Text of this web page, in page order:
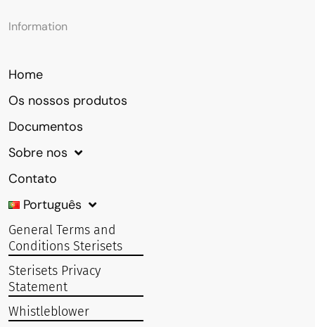
Information
Home
Os nossos produtos
Documentos
Sobre nos
Contato
Português
General Terms and
Conditions Sterisets
Sterisets Privacy
Statement
Whistleblower